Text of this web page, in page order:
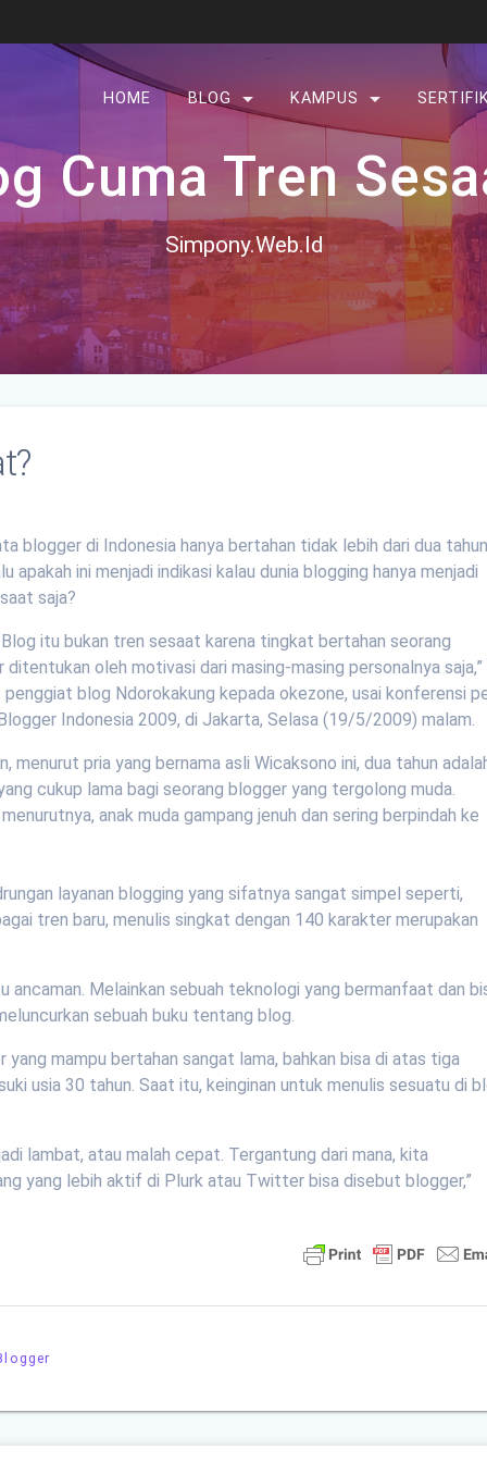
HOME BLOG KAMPUS
Cuma Tren
Simpony.Web.Id
blogger di Indonesia hanya bertahan tidak lebih dari dua
apakah ini menjadi indikasi kalau dunia blogging hanya menjadi
saja?
Blog itu bukan tren sesaat karena tingkat bertahan seorang
ditentukan oleh motivasi dari masing-masing personalnya saja,”
penggiat blog Ndorokakung kepada okezone, usai konferensi
Indonesia 2009, di Jakarta, Selasa (19/5/2009) malam.
menurut pria yang bernama asli Wicaksono ini, dua tahun
cukup lama bagi seorang blogger yang tergolong muda.
anak muda gampang jenuh dan sering berpindah ke
layanan blogging yang sifatnya sangat simpel seperti,
tren baru, menulis singkat dengan 140 karakter merupakan
ancaman. Melainkan sebuah teknologi yang bermanfaat dan
sebuah buku tentang blog.
yang mampu bertahan sangat lama, bahkan bisa di atas tiga
usia 30 tahun. Saat itu, keinginan untuk menulis sesuatu di
lambat, atau malah cepat. Tergantung dari mana, kita
yang lebih aktif di Plurk atau Twitter bisa disebut blogger,”